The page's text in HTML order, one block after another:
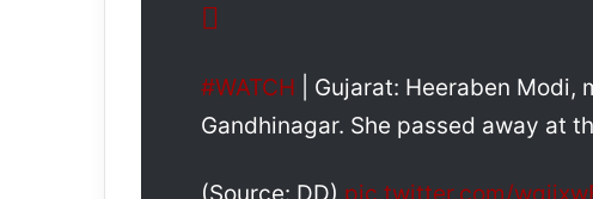
#WATCH | Gujarat: Heeraben
Gandhinagar. She passed away at